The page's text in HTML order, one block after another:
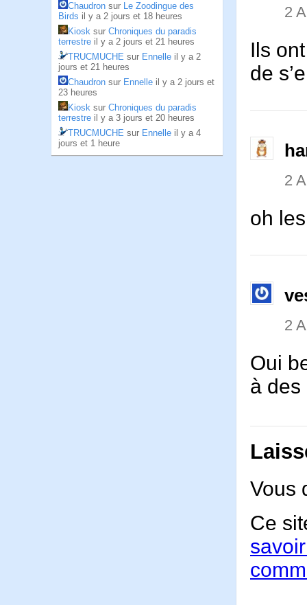
Chaudron sur Le Zoodingue des
Birds il y a 2 jours et 18 heures
Kiosk sur Chroniques du paradis
terrestre il y a 2 jours et 21 heures
TRUCMUCHE sur Ennelle il y a 2
jours et 21 heures
Chaudron sur Ennelle il y a 2 jours et
23 heures
Kiosk sur Chroniques du paradis
terrestre il y a 3 jours et 20 heures
TRUCMUCHE sur Ennelle il y a 4
jours et 1 heure
2
Ils
de
2
oh
2
Oui
à
Vous
Ce